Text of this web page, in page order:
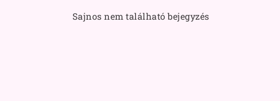
Sajnos nem található bejegyzés